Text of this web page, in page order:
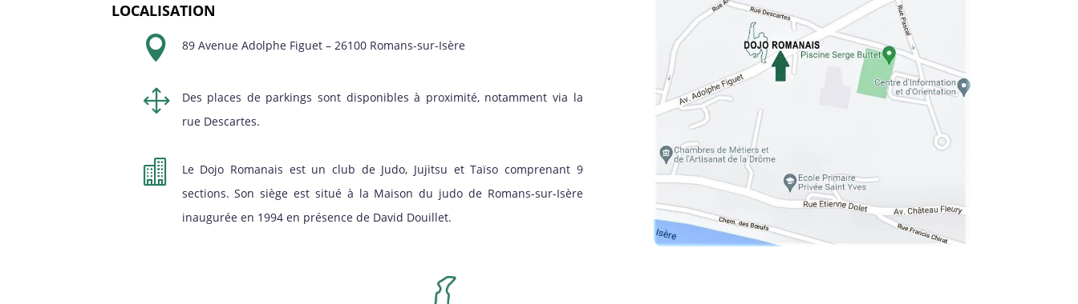
LOCALISATION
 89 Avenue Adolphe Figuet – 26100 Romans-sur-Isère
1
Des places de parkings sont disponibles à proximité, notamment via la
rue Descartes.

Le Dojo Romanais est un club de Judo, Jujitsu et Taïso comprenant 9
sections. Son siège est situé à la Maison du judo de Romans-sur-Isère
inaugurée en 1994 en présence de David Douillet.